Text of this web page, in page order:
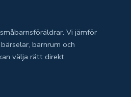
Vi jämför
barnrum och
välja rätt direkt.